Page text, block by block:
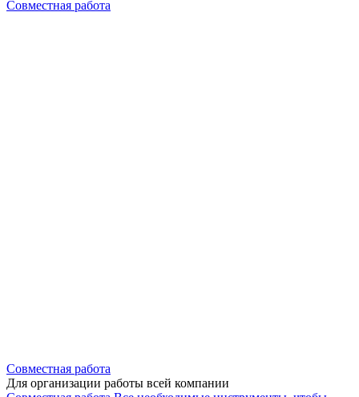
Совместная работа
Совместная работа
Для организации работы всей компании